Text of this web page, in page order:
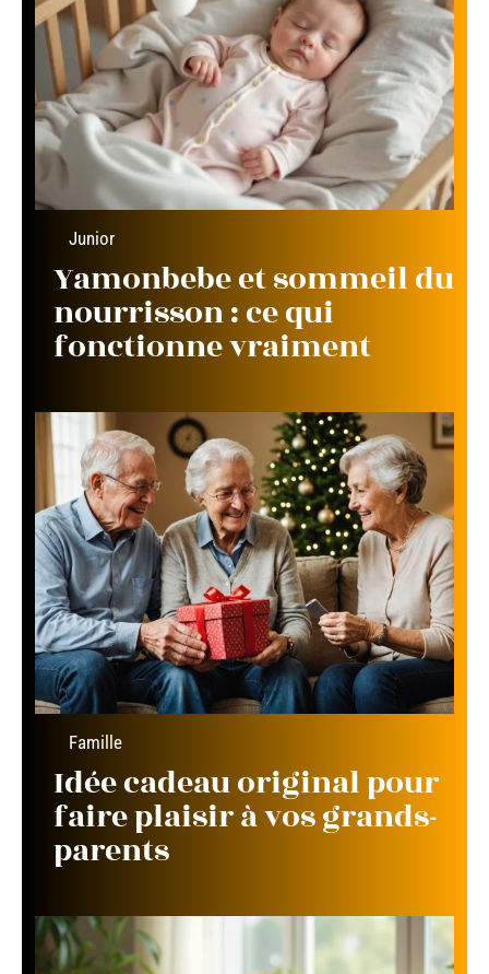
Junior
Yamonbebe et sommeil du
nourrisson : ce qui
fonctionne vraiment
Famille
Idée cadeau original pour
faire plaisir à vos grands-
parents